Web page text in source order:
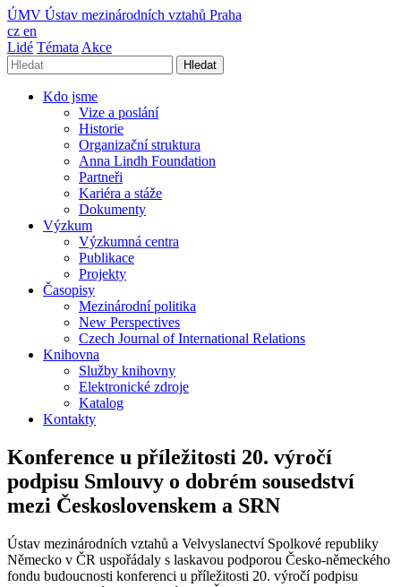
ÚMV Ústav mezinárodních vztahů Praha
cz en
Lidé Témata Akce
Hledat
Kdo jsme
Vize a poslání
Historie
Organizační struktura
Anna Lindh Foundation
Partneři
Kariéra a stáže
Dokumenty
Výzkum
Výzkumná centra
Publikace
Projekty
Časopisy
Mezinárodní politika
New Perspectives
Czech Journal of International Relations
Knihovna
Služby knihovny
Elektronické zdroje
Katalog
Kontakty
Konference u příležitosti 20. výročí
podpisu Smlouvy o dobrém sousedství
mezi Československem a SRN
Ústav mezinárodních vztahů a Velvyslanectví Spolkové republiky
Německo v ČR uspořádaly s laskavou podporou Česko-německého
fondu budoucnosti konferenci u příležitosti 20. výročí podpisu